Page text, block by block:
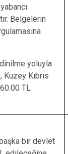
Belgelerin
yoluyla
Kuzey Kıbrıs
TL
bir devlet